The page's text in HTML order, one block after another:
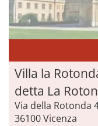
Villa la
detta La
Via della Rotonda
36100 Vicenza